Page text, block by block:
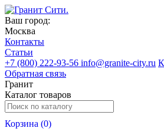
Ваш город:
Москва
Контакты
Статьи
+7 (800) 222-93-56 info@granite-city.ru
Обратная связь
Гранит
Каталог товаров
Корзина (0)